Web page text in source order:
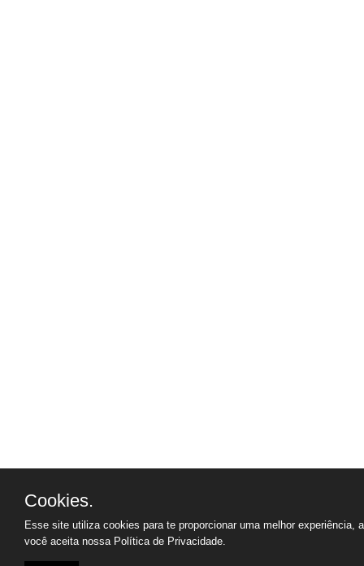
Cookies.
Esse site utiliza cookies para te proporcionar uma melhor experiência,
você aceita nossa Política de Privacidade.